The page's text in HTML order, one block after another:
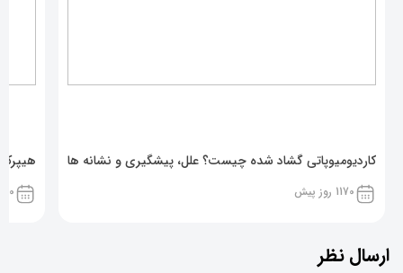
کاردیومیوپاتی گشاد شده چیست؟ علل، پیشگیری و نشانه ها
1170 روز پیش 1170
ارسال نظر